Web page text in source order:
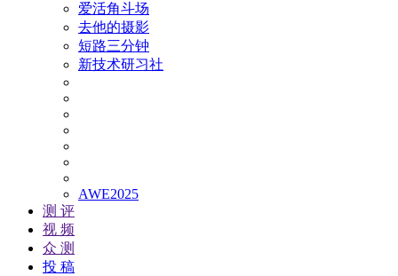
爱活角斗场
去他的摄影
短路三分钟
新技术研习社
AWE2025
测 评
视 频
众 测
投 稿